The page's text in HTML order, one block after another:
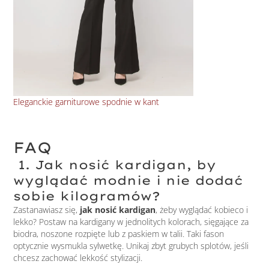
Eleganckie garniturowe spodnie w kant
FAQ
1. Jak nosić kardigan, by
wyglądać modnie i nie dodać
sobie kilogramów?
Zastanawiasz się, jak nosić kardigan, żeby wyglądać kobieco i
lekko? Postaw na kardigany w jednolitych kolorach, sięgające za
biodra, noszone rozpięte lub z paskiem w talii. Taki fason
optycznie wysmukla sylwetkę. Unikaj zbyt grubych splotów, jeśli
chcesz zachować lekkość stylizacji.